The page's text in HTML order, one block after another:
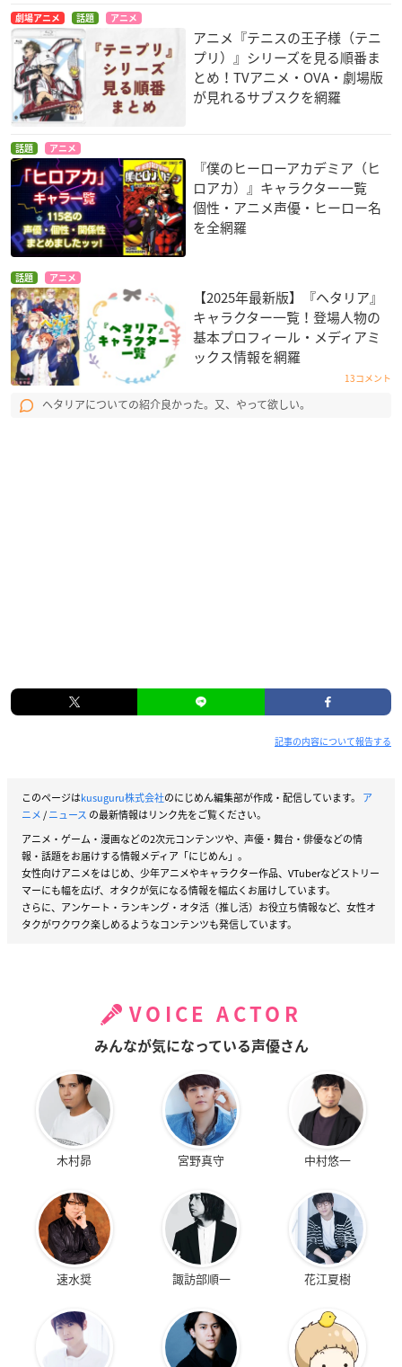
劇場アニメ 話題 アニメ
アニメ『テニスの王子様（テニ
プリ）』シリーズを見る順番ま
とめ！TVアニメ・OVA・劇場版
が見れるサブスクを網羅
話題 アニメ
『僕のヒーローアカデミア（ヒ
ロアカ）』キャラクター一覧
個性・アニメ声優・ヒーロー名
を全網羅
話題 アニメ
【2025年最新版】『ヘタリア』
キャラクター一覧！登場人物の
基本プロフィール・メディアミ
ックス情報を網羅
13コメント
ヘタリアについての紹介良かった。又、やって欲しい。
記事の内容について報告する
このページはkusuguru株式会社のにじめん編集部が作成・配信しています。 ア
ニメ/ニュース の最新情報はリンク先をご覧ください。
アニメ・ゲーム・漫画などの2次元コンテンツや、声優・舞台・俳優などの情
報・話題をお届けする情報メディア「にじめん」。
女性向けアニメをはじめ、少年アニメやキャラクター作品、VTuberなどストリー
マーにも幅を広げ、オタクが気になる情報を幅広くお届けしています。
さらに、アンケート・ランキング・オタ活（推し活）お役立ち情報など、女性オ
タクがワクワク楽しめるようなコンテンツも発信しています。
VOICE ACTOR
みんなが気になっている声優さん
木村昴 宮野真守 中村悠一
速水奨 諏訪部順一 花江夏樹